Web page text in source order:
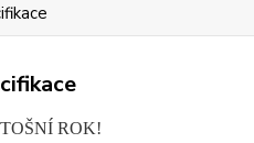
ROK!